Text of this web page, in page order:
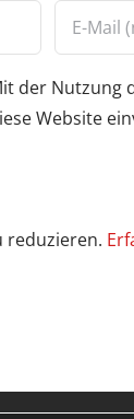
der Nutzung
Website
reduzieren.